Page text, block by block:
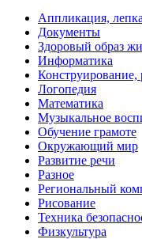
Аппликация, лепка
Документы
Здоровый образ
Информатика
Конструирование,
Логопедия
Математика
Музыкальное
Обучение грамоте
Окружающий мир
Развитие речи
Разное
Региональный
Рисование
Техника
Физкультура